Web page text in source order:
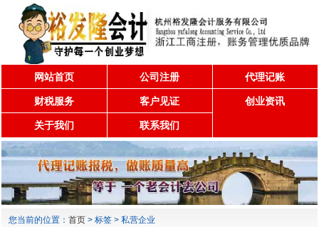
网站首页 公司注册 代理记账
财税服务 客户见证 创业资讯
关于我们 联系我们
您当前的位置： 首页 > 标签 > 私营企业